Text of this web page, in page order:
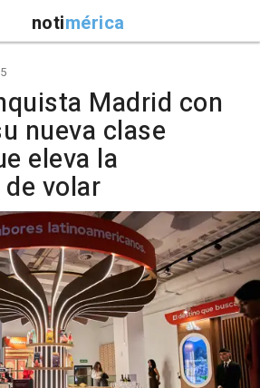
notimérica
Madrid con
nueva clase
eleva la
volar